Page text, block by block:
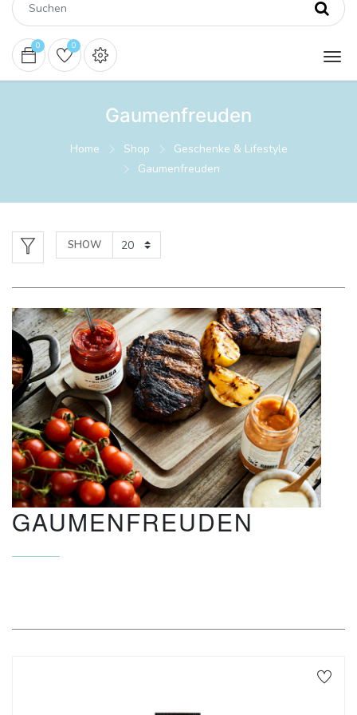
0 0
Gaumenfreuden
Home Shop
Geschenke & Lifestyle
Gaumenfreuden
SHOW
GAUMENFREUDEN